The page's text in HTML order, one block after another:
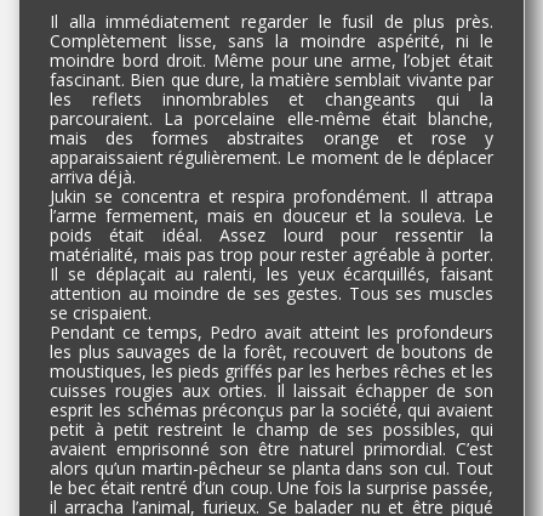
Il alla immédiatement regarder le fusil de plus près.
Complètement lisse, sans la moindre aspérité, ni le
moindre bord droit. Même pour une arme, l’objet était
fascinant. Bien que dure, la matière semblait vivante par
les reflets innombrables et changeants qui la
parcouraient. La porcelaine elle-même était blanche,
mais des formes abstraites orange et rose y
apparaissaient régulièrement. Le moment de le déplacer
arriva déjà.
Jukin se concentra et respira profondément. Il attrapa
l’arme fermement, mais en douceur et la souleva. Le
poids était idéal. Assez lourd pour ressentir la
matérialité, mais pas trop pour rester agréable à porter.
Il se déplaçait au ralenti, les yeux écarquillés, faisant
attention au moindre de ses gestes. Tous ses muscles
se crispaient.
Pendant ce temps, Pedro avait atteint les profondeurs
les plus sauvages de la forêt, recouvert de boutons de
moustiques, les pieds griffés par les herbes rêches et les
cuisses rougies aux orties. Il laissait échapper de son
esprit les schémas préconçus par la société, qui avaient
petit à petit restreint le champ de ses possibles, qui
avaient emprisonné son être naturel primordial. C’est
alors qu’un martin-pêcheur se planta dans son cul. Tout
le bec était rentré d’un coup. Une fois la surprise passée,
il arracha l’animal, furieux. Se balader nu et être piqué